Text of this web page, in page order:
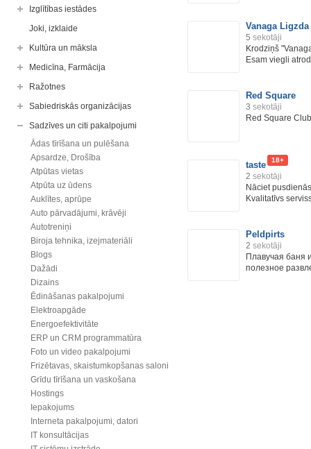
Izglītības iestādes
Joki, izklaide
Kultūra un māksla
Medicīna, Farmācija
Ražotnes
Sabiedriskās organizācijas
Sadzīves un citi pakalpojumi
Ādas tīrīšana un pulēšana
Apsardze, Drošība
Atpūtas vietas
Atpūta uz ūdens
Auklītes, aprūpe
Auto pārvadājumi, krāvēji
Autotreniņi
Biroja tehnika, izejmateriāli
Blogs
Dažādi
Dizains
Ēdināšanas pakalpojumi
Elektroapgāde
Energoefektivitāte
ERP un CRM programmatūra
Foto un video pakalpojumi
Frizētavas, skaistumkopšanas saloni
Grīdu tīrīšana un vaskošana
Hostings
Iepakojums
Interneta pakalpojumi, datori
IT konsultācijas
Vanaga Ligzda
5 sekotāji
Krodziņš
Esam viegli
Red Square
3 sekotāji
Red Square Club
taste 18+
2 sekotāji
Nāciet
Kvalitatīvs
Peldpirts
2 sekotāji
Плавучая баня
полезное